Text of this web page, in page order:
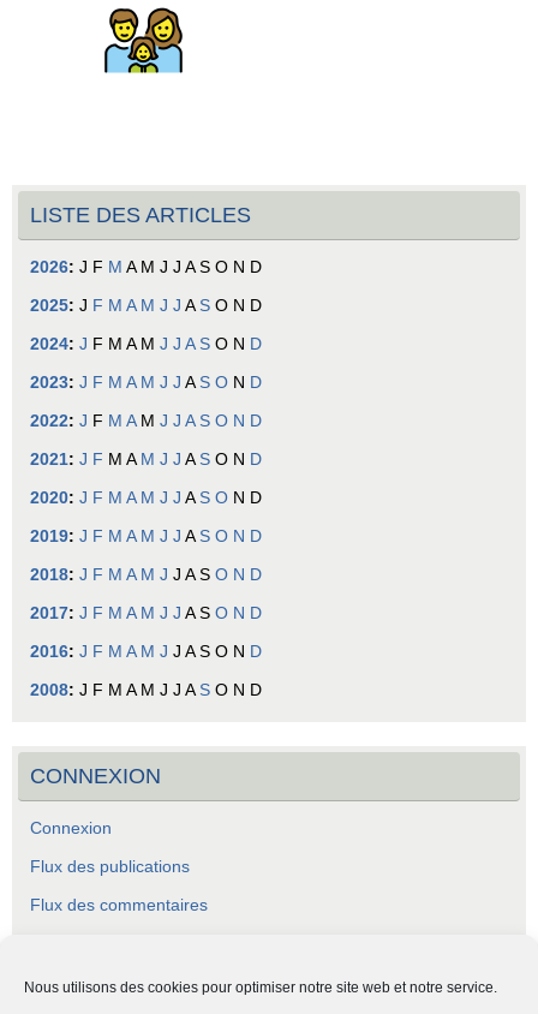
Nous utilisons des cookies pour optimiser notre site web et notre service.
LISTE DES ARTICLES
2026: J F M A M J J A S O N D
2025: J F M A M J J A S O N D
2024: J F M A M J J A S O N D
2023: J F M A M J J A S O N D
2022: J F M A M J J A S O N D
2021: J F M A M J J A S O N D
2020: J F M A M J J A S O N D
2019: J F M A M J J A S O N D
2018: J F M A M J J A S O N D
2017: J F M A M J J A S O N D
2016: J F M A M J J A S O N D
2008: J F M A M J J A S O N D
CONNEXION
Connexion
Flux des publications
Flux des commentaires